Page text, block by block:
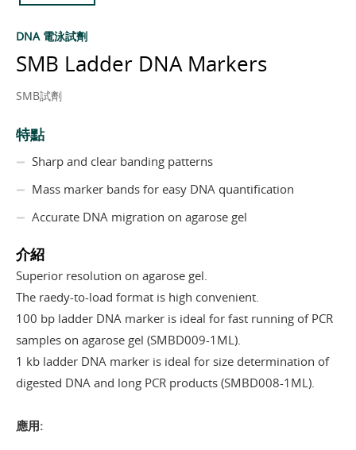
DNA 電泳試劑
SMB Ladder DNA Markers
SMB試劑
特點
Sharp and clear banding patterns
Mass marker bands for easy DNA quantification
Accurate DNA migration on agarose gel
介紹
Superior resolution on agarose gel.
The raedy-to-load format is high convenient.
100 bp ladder DNA marker is ideal for fast running of PCR
samples on agarose gel (SMBD009-1ML).
1 kb ladder DNA marker is ideal for size determination of
digested DNA and long PCR products (SMBD008-1ML).
應用: